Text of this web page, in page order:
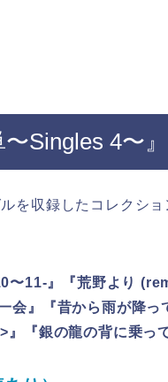
Singles 4〜』
を収録したコレクショ
〜11-』『荒野より
会』『昔から雨が降っ
『銀の龍の背に乗っ